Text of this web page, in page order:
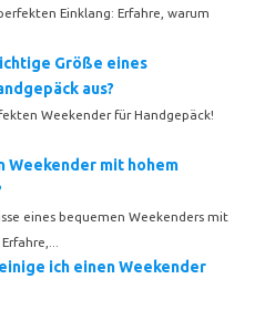
Einklang: Erfahre, warum
Größe eines
aus?
Weekender für Handgepäck!
Weekender mit hohem
eines bequemen Weekenders mit
ich einen Weekender